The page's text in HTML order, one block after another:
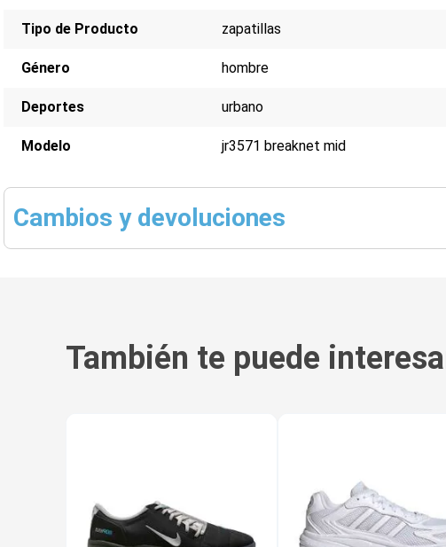
Tipo de Producto zapatillas
Género hombre
Deportes urbano
Modelo jr3571 breaknet mid
Cambios y devoluciones
También te puede